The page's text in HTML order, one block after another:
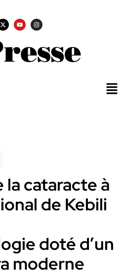
la cataracte à
de Kebili
doté d’un
moderne